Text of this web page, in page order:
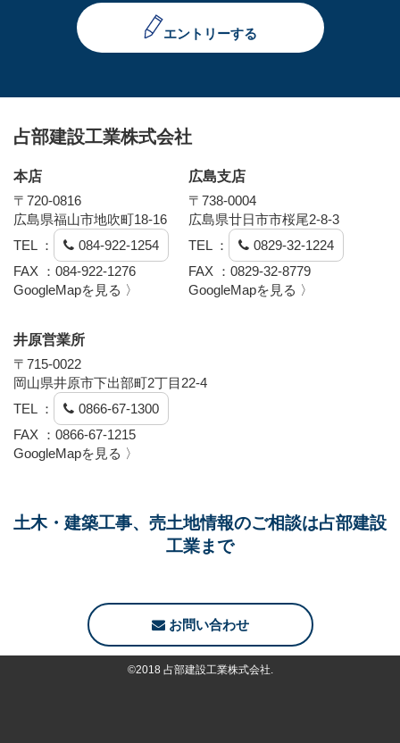
エントリーする
占部建設工業株式会社
本店
〒720-0816
広島県福山市地吹町18-16
TEL ：
084-922-1254
FAX ：084-922-1276
GoogleMapを見る 〉
広島支店
〒738-0004
広島県廿日市市桜尾2-8-3
TEL ：
0829-32-1224
FAX ：0829-32-8779
GoogleMapを見る 〉
井原営業所
〒715-0022
岡山県井原市下出部町2丁目22-4
TEL ：
0866-67-1300
FAX ：0866-67-1215
GoogleMapを見る 〉
土木・建築工事、売土地情報のご相談は占部建設
工業まで
お問い合わせ
©2018 占部建設工業株式会社.